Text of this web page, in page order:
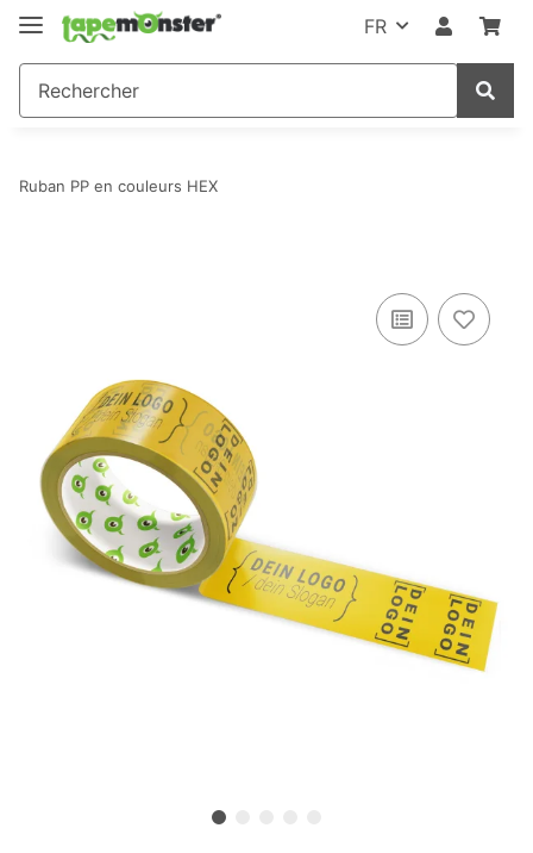
FR
Ruban PP en couleurs HEX